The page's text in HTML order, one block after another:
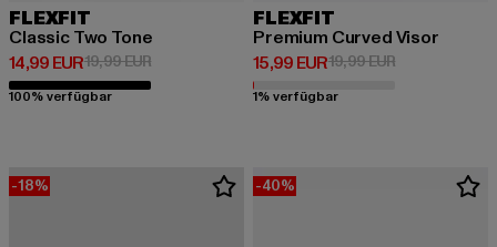
FLEXFIT
Classic Two Tone
14,99 EUR
Derzeitiger Preis: 14,99 EUR
19,99 EURAktionspreis: 19,99 EUR
100% verfügbar
FLEXFIT
Premium Curved Visor
15,99 EUR
Derzeitiger Preis: 15,99 EUR
19,99 EURAktionspreis:
1% verfügbar
-18% -40%